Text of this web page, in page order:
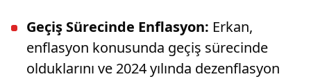
Geçiş Sürecinde Enflasyon: Erkan,
enflasyon konusunda geçiş sürecinde
olduklarını ve 2024 yılında dezenflasyon